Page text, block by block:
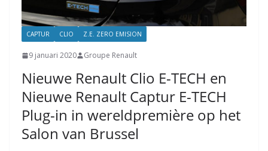
CAPTUR CLIO Z.E. ZERO EMISION
9 januari 2020 Groupe Renault
Nieuwe Renault Clio E-TECH en
Nieuwe Renault Captur E-TECH
Plug-in in wereldpremière op het
Salon van Brussel